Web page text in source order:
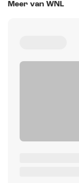
Meer van WNL